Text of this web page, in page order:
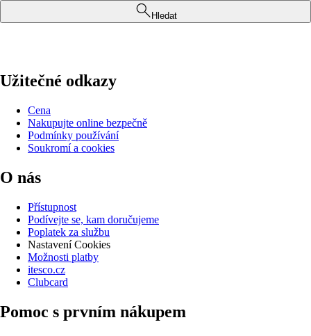
Hledat
Užitečné odkazy
Cena
Nakupujte online bezpečně
Podmínky používání
Soukromí a cookies
O nás
Přístupnost
Podívejte se, kam doručujeme
Poplatek za službu
Nastavení Cookies
Možnosti platby
itesco.cz
Clubcard
Pomoc s prvním nákupem